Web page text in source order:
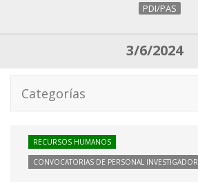
PDI/PAS
3/6/2024
Categorías
RECURSOS HUMANOS
CONVOCATORIAS DE PERSONAL INVESTIGADOR